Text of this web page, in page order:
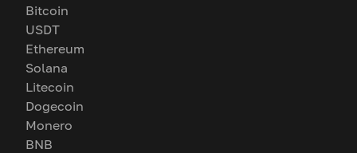
Bitcoin
USDT
Ethereum
Solana
Litecoin
Dogecoin
Monero
BNB